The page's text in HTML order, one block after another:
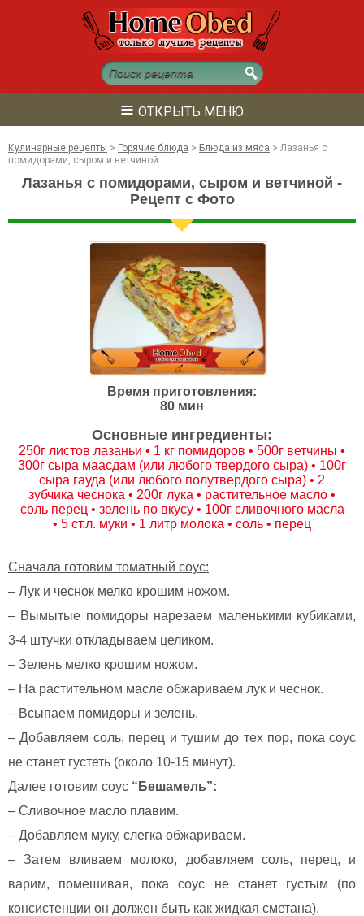
≡ ОТКРЫТЬ МЕНЮ
Кулинарные рецепты > Горячие блюда > Блюда из мяса > Лазанья с
помидорами, сыром и ветчиной
Лазанья с помидорами, сыром и ветчиной -
Рецепт с Фото
Время приготовления:
80 мин
Основные ингредиенты:
250г листов лазаньи • 1 кг помидоров • 500г ветчины •
300г сыра маасдам (или любого твердого сыра) • 100г
сыра гауда (или любого полутвердого сыра) • 2
зубчика чеснока • 200г лука • растительное масло •
соль перец • зелень по вкусу • 100г сливочного масла
• 5 ст.л. муки • 1 литр молока • соль • перец
Сначала готовим томатный соус:
– Лук и чеснок мелко крошим ножом.
– Вымытые помидоры нарезаем маленькими кубиками,
3-4 штучки откладываем целиком.
– Зелень мелко крошим ножом.
– На растительном масле обжариваем лук и чеснок.
– Всыпаем помидоры и зелень.
– Добавляем соль, перец и тушим до тех пор, пока соус
не станет густеть (около 10-15 минут).
Далее готовим соус “Бешамель”:
– Сливочное масло плавим.
– Добавляем муку, слегка обжариваем.
– Затем вливаем молоко, добавляем соль, перец, и
варим, помешивая, пока соус не станет густым (по
консистенции он должен быть как жидкая сметана).